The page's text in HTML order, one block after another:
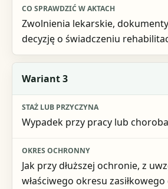
Zwolnienia lekarskie, dokumenty
decyzję o świadczeniu
Wariant 3
Wypadek przy pracy lub
Jak przy dłuższej ochronie, z
właściwego okresu